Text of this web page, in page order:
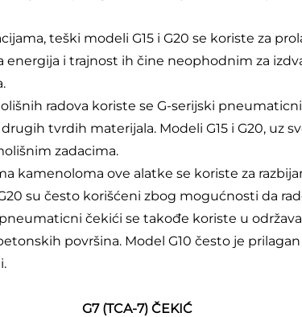
teški modeli G15 i G20 se koriste za
energija i trajnost ih čine neophodnim za
radova koriste se G-serijski
tvrdih materijala. Modeli G15 i G20, uz
zadacima.
kamenoloma ove alatke se koriste za
su često korišćeni zbog mogućnosti da
čekići se takođe koriste u
površina. Model G10 često je
G7 (TCA-7) ČEKIĆ